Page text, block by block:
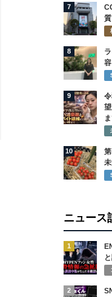
7
8
9
10
ニュース
1
2